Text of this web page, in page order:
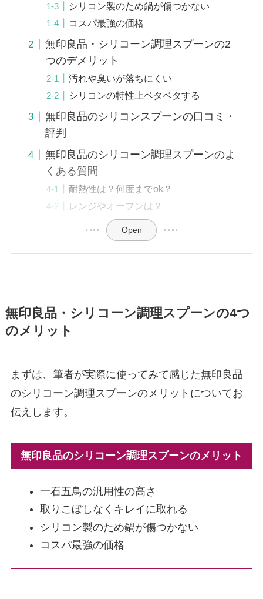
シリコン製のため鍋が傷つかない
コスパ最強の価格
無印良品・シリコーン調理スプーンの2
つのデメリット
汚れや臭いが落ちにくい
シリコンの特性上ベタベタする
無印良品のシリコンスプーンの口コミ・
評判
無印良品のシリコーン調理スプーンのよ
くある質問
耐熱性は？何度までok？
レンジやオーブンは？
Open
無印良品・シリコーン調理スプーンの4つ
のメリット
まずは、筆者が実際に使ってみて感じた無印良品
のシリコーン調理スプーンのメリットについてお
伝えします。
無印良品のシリコーン調理スプーンのメリット
一石五鳥の汎用性の高さ
取りこぼしなくキレイに取れる
シリコン製のため鍋が傷つかない
コスパ最強の価格